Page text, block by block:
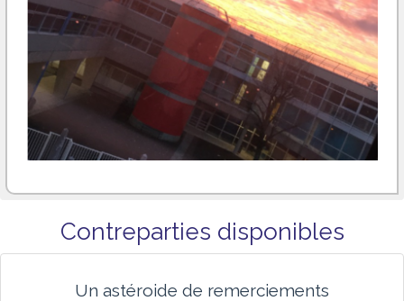
Contreparties disponibles
Un astéroide de remerciements